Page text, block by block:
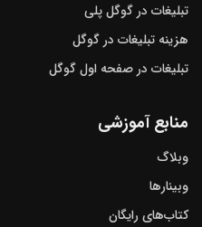
تبلیغات در گوگل‌ پلی
هزینه تبلیغات در گوگل
تبلیغات در صفحه اول گوگل
منابع آموزشی
وبلاگ
وبینارها
کتاب‌های رایگان